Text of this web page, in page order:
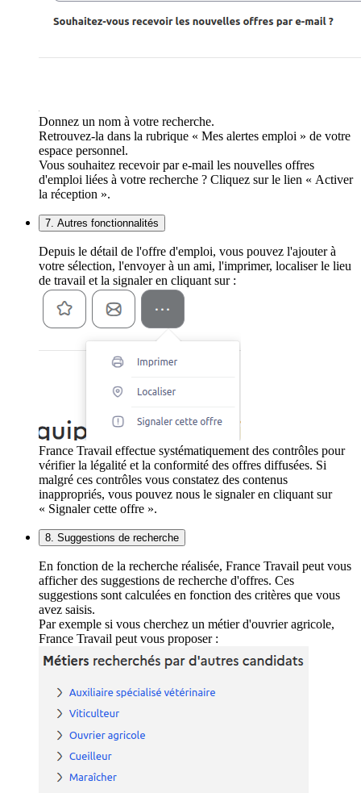
Donnez un nom à votre recherche.
Retrouvez-la dans la rubrique « Mes alertes emploi » de votre
espace personnel.
Vous souhaitez recevoir par e-mail les nouvelles offres
d'emploi liées à votre recherche ? Cliquez sur le lien « Activer
la réception ».
7. Autres fonctionnalités
Depuis le détail de l'offre d'emploi, vous pouvez l'ajouter à
votre sélection, l'envoyer à un ami, l'imprimer, localiser le lieu
de travail et la signaler en cliquant sur :
France Travail effectue systématiquement des contrôles pour
vérifier la légalité et la conformité des offres diffusées. Si
malgré ces contrôles vous constatez des contenus
inappropriés, vous pouvez nous le signaler en cliquant sur
« Signaler cette offre ».
8. Suggestions de recherche
En fonction de la recherche réalisée, France Travail peut vous
afficher des suggestions de recherche d'offres. Ces
suggestions sont calculées en fonction des critères que vous
avez saisis.
Par exemple si vous cherchez un métier d'ouvrier agricole,
France Travail peut vous proposer :